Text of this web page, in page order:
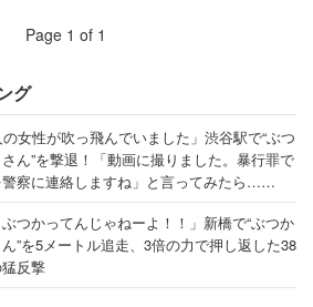
Page 1 of 1
グ
の女性が吹っ飛んでいました」渋谷駅で“ぶつ
ん”を撃退！「動画に撮りました。暴行罪で
察に連絡しますね」と言ってみたら……
ぶつかってんじゃねーよ！！」新橋で“ぶつか
”を5メートル追走、3倍の力で押し返した38
反撃